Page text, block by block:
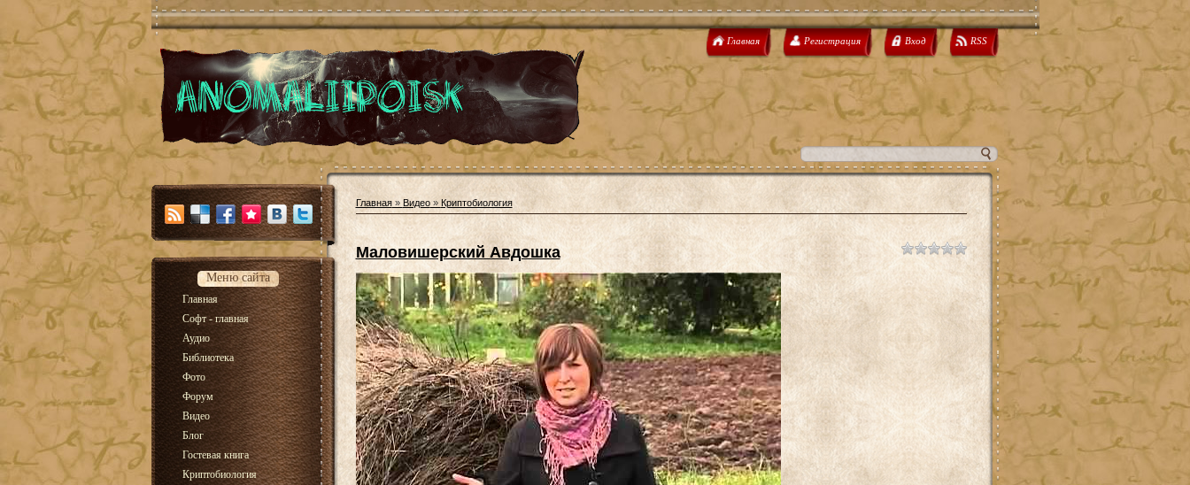
Главная Регистрация Вход RSS
Меню сайта
Главная
Софт - главная
Аудио
Библиотека
Фото
Форум
Видео
Блог
Гостевая книга
Криптобиология
Главная» Видео» Криптобиология
Маловишерский Авдошка